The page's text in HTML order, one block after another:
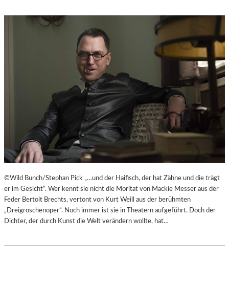
©Wild Bunch/Stephan Pick „…und der Haifisch, der hat Zähne und die trägt
er im Gesicht“. Wer kennt sie nicht die Moritat von Mackie Messer aus der
Feder Bertolt Brechts, vertont von Kurt Weill aus der berühmten
„Dreigroschenoper“. Noch immer ist sie in Theatern aufgeführt. Doch der
Dichter, der durch Kunst die Welt verändern wollte, hat…